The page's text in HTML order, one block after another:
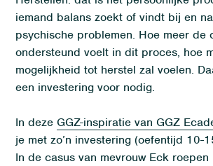
iemand balans zoekt of vindt bij en na
psychische problemen. Hoe meer de
ondersteund voelt in dit proces, hoe
mogelijkheid tot herstel zal voelen. Da
een investering voor nodig.
In dezeGGZ-inspiratie van GGZ
je met zo’n investering (oefentijd 10-
In de casus van mevrouw Eck roepen